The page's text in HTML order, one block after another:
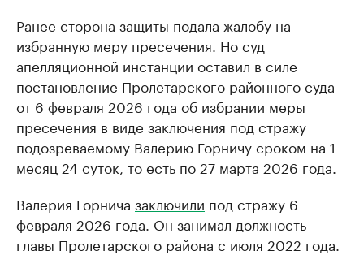
Ранее сторона защиты подала жалобу на
избранную меру пресечения. Но суд
апелляционной инстанции оставил в силе
постановление Пролетарского районного суда
от 6 февраля 2026 года об избрании меры
пресечения в виде заключения под стражу
подозреваемому Валерию Горничу сроком на 1
месяц 24 суток, то есть по 27 марта 2026 года.
Валерия Горнича заключили под стражу 6
февраля 2026 года. Он занимал должность
главы Пролетарского района с июля 2022 года.